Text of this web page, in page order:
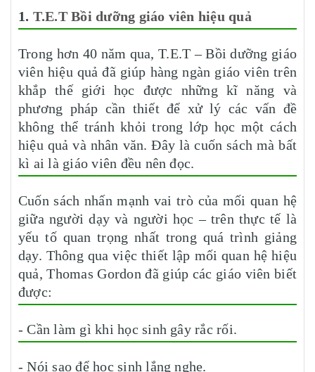
1. T.E.T Bồi dưỡng giáo viên hiệu quả
Trong hơn 40 năm qua, T.E.T – Bồi dưỡng giáo
viên hiệu quả đã giúp hàng ngàn giáo viên trên
khắp thế giới học được những kĩ năng và
phương pháp cần thiết để xử lý các vấn đề
không thể tránh khỏi trong lớp học một cách
hiệu quả và nhân văn. Đây là cuốn sách mà bất
kì ai là giáo viên đều nên đọc.
Cuốn sách nhấn mạnh vai trò của mối quan hệ
giữa người dạy và người học – trên thực tế là
yếu tố quan trọng nhất trong quá trình giảng
dạy. Thông qua việc thiết lập mối quan hệ hiệu
quả, Thomas Gordon đã giúp các giáo viên biết
được:
- Cần làm gì khi học sinh gây rắc rối.
- Nói sao để học sinh lắng nghe.